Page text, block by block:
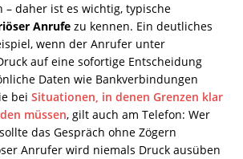
– daher ist es wichtig, typische
Anrufe zu kennen. Ein deutliches
wenn der Anrufer unter
auf eine sofortige Entscheidung
Daten wie Bankverbindungen
bei Situationen, in denen Grenzen klar
müssen, gilt auch am Telefon: Wer
das Gespräch ohne Zögern
Anrufer wird niemals Druck ausüben